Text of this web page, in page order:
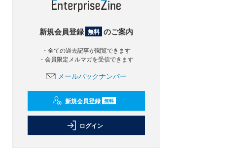
新規会員登録 無料 のご案内
・全ての過去記事が閲覧できます
・会員限定メルマガを受信できます
メールバックナンバー
新規会員登録 無料
ログイン